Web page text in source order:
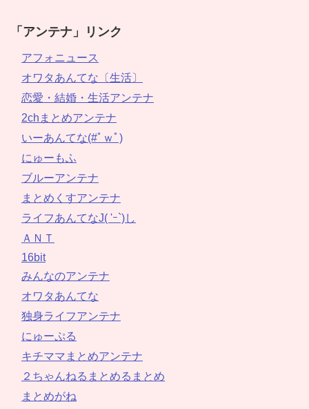
「アンテナ」リンク
アフォニュース
オワタあんてな〔生活〕
恋愛・結婚・生活アンテナ
2chまとめアンテナ
いーあんてな(#ﾟｗﾟ)
にゅーもふ
ブルーアンテナ
まとめくすアンテナ
ライフあんてなJ( 'ｰ`)し
ＡＮＴ
16bit
みんなのアンテナ
オワタあんてな
独身ライフアンテナ
にゅーぷる
キチママまとめアンテナ
２ちゃんねるまとめるまとめ
まとめがね